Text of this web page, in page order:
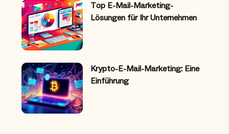
Top E-Mail-Marketing-
Lösungen für Ihr Unternehmen
Krypto-E-Mail-Marketing: Eine
Einführung